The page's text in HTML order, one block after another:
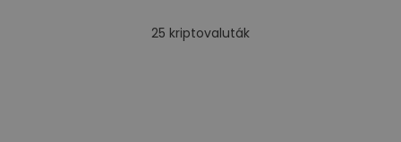
25 kriptovaluták